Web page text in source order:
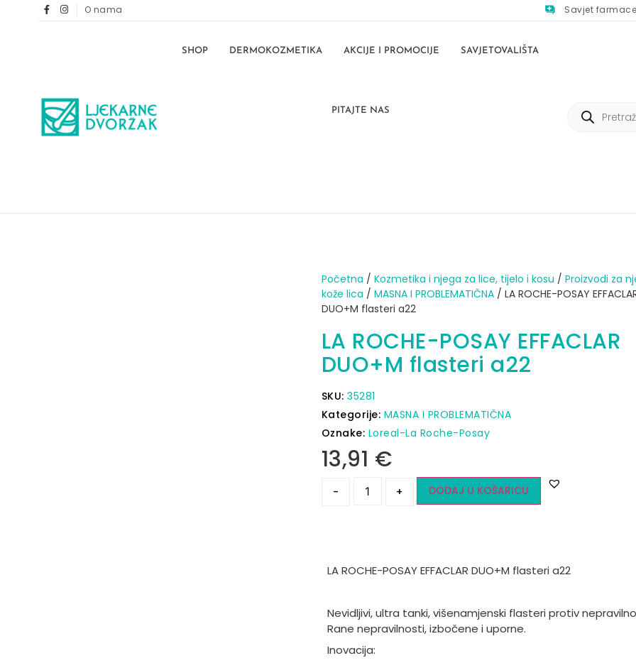
O nama Savjet
SHOP DERMOKOZMETIKA AKCIJE I PROMOCIJE SAVJETOVALIŠTA
PITAJTE NAS
Početna / Kozmetika i njega za lice, tijelo i kosu / Proizvodi za
kože lica / MASNA I PROBLEMATIČNA/ LA ROCHE-POSAY
DUO+M flasteri a22
LA ROCHE-POSAY EFFACLAR
DUO+M flasteri a22
SKU: 35281
Kategorije: MASNA I PROBLEMATIČNA
Oznake: Loreal-La Roche-Posay
13,91 €
- + DODAJ U KOŠARICU
LA ROCHE-POSAY EFFACLAR DUO+M flasteri a22
Nevidljivi, ultra tanki, višenamjenski flasteri protiv
Rane nepravilnosti, izbočene i uporne.
Inovacija: